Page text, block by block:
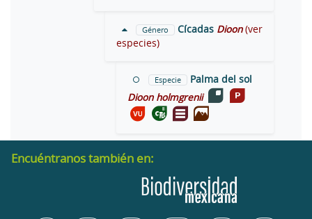
Género Cícadas Dioon (ver
especies)
Especie
Palma del sol
Dioon holmgrenii
Encuéntranos también en: